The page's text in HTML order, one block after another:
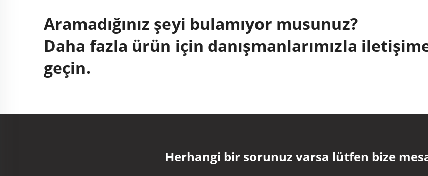
Aramadığınız şeyi bulamıyor musunuz?
Daha fazla ürün için danışmanlarımızla
geçin.
Herhangi bir sorunuz varsa lütfen bize